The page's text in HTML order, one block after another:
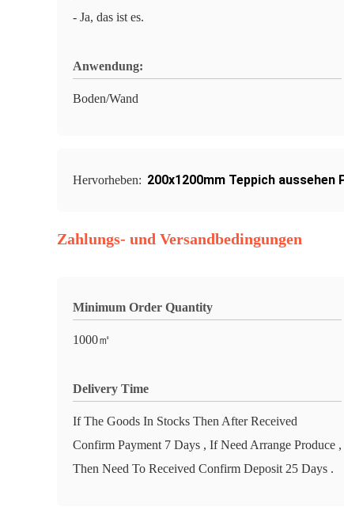
- Ja, das ist es.
Anwendung:
Boden/Wand
Hervorheben: 200x1200mm Teppich aussehen
Zahlungs- und Versandbedingungen
Minimum Order Quantity
1000㎡
Delivery Time
If The Goods In Stocks Then After Received
Confirm Payment 7 Days , If Need Arrange Produce ,
Then Need To Received Confirm Deposit 25 Days .